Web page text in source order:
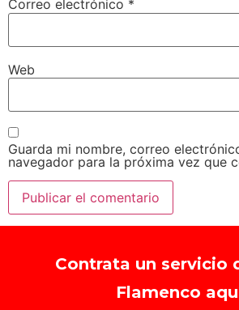
Correo electrónico *
Web
Guarda mi nombre, correo
navegador para la próxima vez que
Contrata un servicio
Flamenco